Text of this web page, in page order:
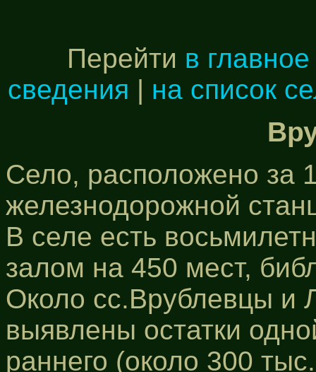
Перейти в
сведения | на список
Село, расположено за
железнодорожной
В селе есть
залом на 450 мест,
Около сс.Врублевцы и
выявлены остатки
раннего (около 300